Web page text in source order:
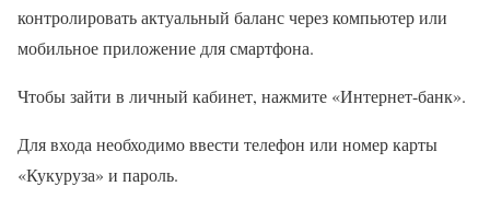
контролировать актуальный баланс через компьютер или
мобильное приложение для смартфона.
Чтобы зайти в личный кабинет, нажмите «Интернет-банк».
Для входа необходимо ввести телефон или номер карты
«Кукуруза» и пароль.